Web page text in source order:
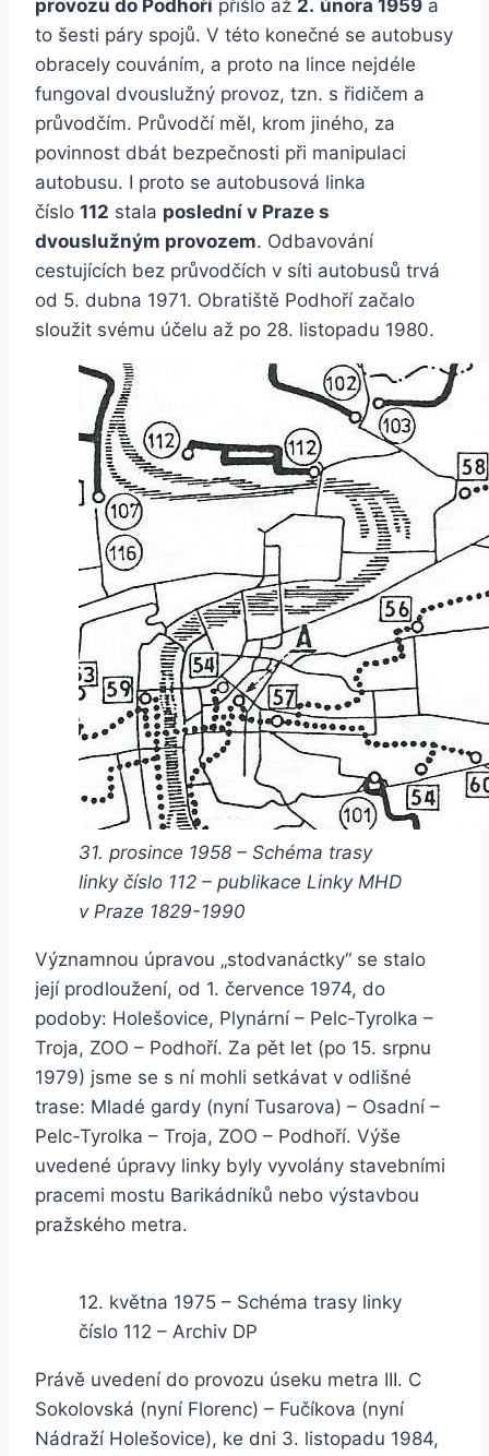
provozu do Podhoří přišlo až 2. února 1959 a
to šesti páry spojů. V této konečné se autobusy
obracely couváním, a proto na lince nejdéle
fungoval dvouslužný provoz, tzn. s řidičem a
průvodčím. Průvodčí měl, krom jiného, za
povinnost dbát bezpečnosti při manipulaci
autobusu. I proto se autobusová linka
číslo 112 stala poslední v Praze s
dvouslužným provozem. Odbavování
cestujících bez průvodčích v síti autobusů trvá
od 5. dubna 1971. Obratiště Podhoří začalo
sloužit svému účelu až po 28. listopadu 1980.
31. prosince 1958 – Schéma trasy
linky číslo 112 – publikace Linky MHD
v Praze 1829-1990
Významnou úpravou „stodvanáctky“ se stalo
její prodloužení, od 1. července 1974, do
podoby: Holešovice, Plynární – Pelc-Tyrolka –
Troja, ZOO – Podhoří. Za pět let (po 15. srpnu
1979) jsme se s ní mohli setkávat v odlišné
trase: Mladé gardy (nyní Tusarova) – Osadní –
Pelc-Tyrolka – Troja, ZOO – Podhoří. Výše
uvedené úpravy linky byly vyvolány stavebními
pracemi mostu Barikádníků nebo výstavbou
pražského metra.
12. května 1975 – Schéma trasy linky
číslo 112 – Archiv DP
Právě uvedení do provozu úseku metra III. C
Sokolovská (nyní Florenc) – Fučíkova (nyní
Nádraží Holešovice), ke dni 3. listopadu 1984,